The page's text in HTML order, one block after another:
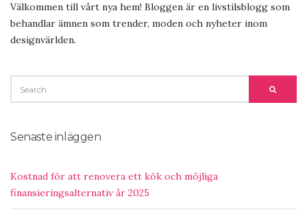
Välkommen till vårt nya hem! Bloggen är en livstilsblogg som
behandlar ämnen som trender, moden och nyheter inom
designvärlden.
FOR:
Senaste inläggen
Kostnad för att renovera ett kök och möjliga
finansieringsalternativ år 2025